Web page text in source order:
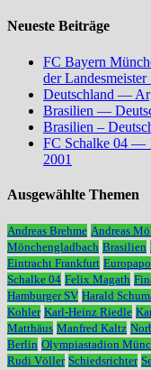
Neueste Beiträge
FC Bayern
der Landesmeister
Deutschland —
Brasilien —
Brasilien –
FC Schalke 04 —
2001
Ausgewählte Themen
Andreas Brehme Andreas
Mönchengladbach Brasilien
Eintracht Frankfurt
Schalke 04 Felix Magath
Hamburger SV Harald
Kohler Karl-Heinz Riedle
Matthäus Manfred Kaltz
Berlin Olympiastadion
Rudi Völler Schiedsrichter